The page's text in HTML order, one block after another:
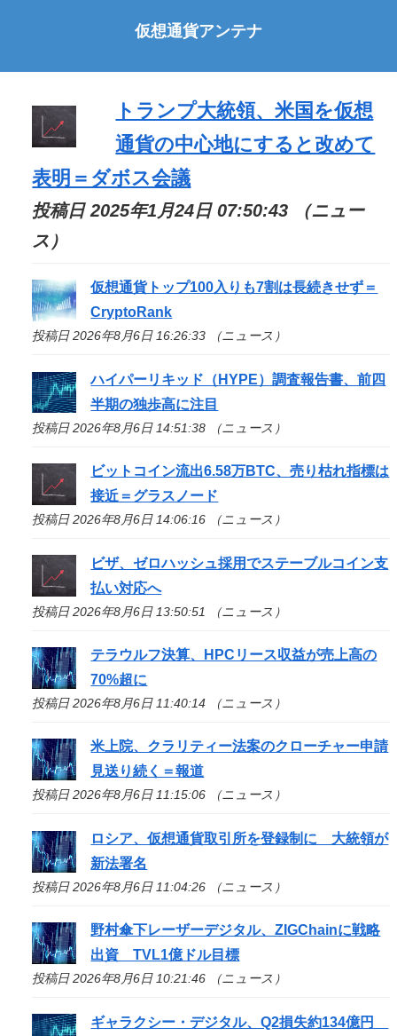
仮想通貨アンテナ
トランプ大統領、米国を仮想
通貨の中心地にすると改めて
表明＝ダボス会議
投稿日 2025年1月24日 07:50:43 （ニュー
ス）
仮想通貨トップ100入りも7割は長続きせず＝
CryptoRank
投稿日 2026年8月6日 16:26:33 （ニュース）
ハイパーリキッド（HYPE）調査報告書、前四
半期の独歩高に注目
投稿日 2026年8月6日 14:51:38 （ニュース）
ビットコイン流出6.58万BTC、売り枯れ指標は
接近＝グラスノード
投稿日 2026年8月6日 14:06:16 （ニュース）
ビザ、ゼロハッシュ採用でステーブルコイン支
払い対応へ
投稿日 2026年8月6日 13:50:51 （ニュース）
テラウルフ決算、HPCリース収益が売上高の
70%超に
投稿日 2026年8月6日 11:40:14 （ニュース）
米上院、クラリティー法案のクローチャー申請
見送り続く＝報道
投稿日 2026年8月6日 11:15:06 （ニュース）
ロシア、仮想通貨取引所を登録制に 大統領が
新法署名
投稿日 2026年8月6日 11:04:26 （ニュース）
野村傘下レーザーデジタル、ZIGChainに戦略
出資 TVL1億ドル目標
投稿日 2026年8月6日 10:21:46 （ニュース）
ギャラクシー・デジタル、Q2損失約134億円